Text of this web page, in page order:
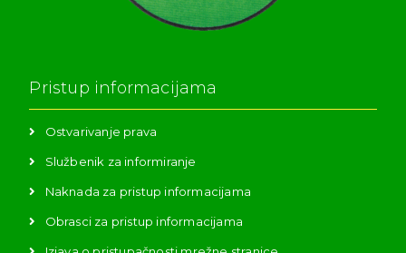
Pristup informacijama
Ostvarivanje prava
Službenik za informiranje
Naknada za pristup informacijama
Obrasci za pristup informacijama